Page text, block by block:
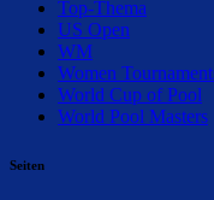
Top-Thema
US Open
WM
Women
World Cup of Pool
World Pool Masters
Seiten